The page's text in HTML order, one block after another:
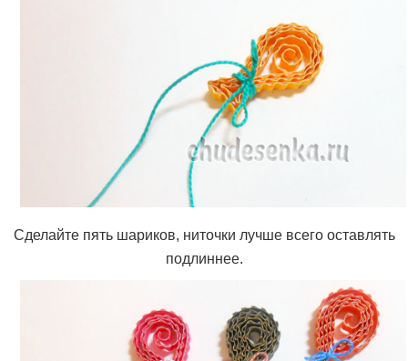
Сделайте пять шариков, ниточки лучше всего оставлять
подлиннее.